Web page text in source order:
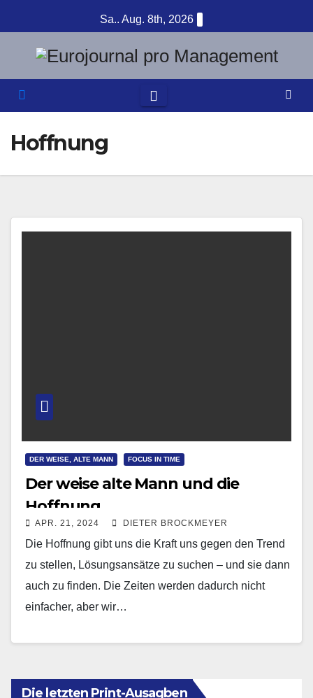
Inhalt
springen
Sa.. Aug. 8th, 2026
Hoffnung
DER WEISE, ALTE MANN FOCUS IN TIME
Der weise alte Mann und die
Hoffnung
APR. 21, 2024 DIETER BROCKMEYER
Die Hoffnung gibt uns die Kraft uns gegen den Trend
zu stellen, Lösungsansätze zu suchen – und sie dann
auch zu finden. Die Zeiten werden dadurch nicht
einfacher, aber wir…
Die letzten Print-Ausagben